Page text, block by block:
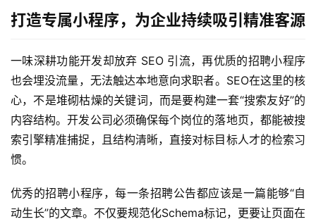
信
开
发
小
程
序
发
打造专属小程序，为企业持续吸引精准客源
一味深耕功能开发却放弃 SEO 引流，再优质的招聘小程序
也会埋没流量，无法触达本地意向求职者。SEO在这里的核
心，不是堆砌枯燥的关键词，而是要构建一套“搜索友好”的
内容结构。开发公司必须确保每个岗位的落地页，都能被搜
索引擎精准捕捉，且结构清晰，直接对标目标人才的检索习
惯。
优秀的招聘小程序，每一条招聘公告都应该是一篇能够“自
动生长”的文章。不仅要规范化Schema标记，更要让页面在